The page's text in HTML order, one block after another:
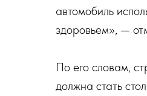
автомобиль
здоровьем», —
По его словам,
должна стать